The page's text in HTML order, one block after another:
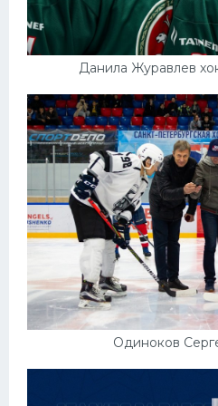
Данила Журавлев
Одиноков